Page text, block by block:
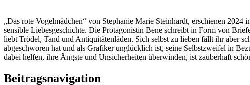
„Das rote Vogelmädchen“ von Stephanie Marie Steinhardt, erschienen
sensible Liebesgeschichte. Die Protagonistin Bene schreibt in Form von
liebt Trödel, Tand und Antiquitätenläden. Sich selbst zu lieben fällt ihr aber
abgeschworen hat und als Grafiker unglücklich ist, seine Selbstzweifel in
dabei helfen, ihre Ängste und Unsicherheiten überwinden, ist zauberhaft
Beitragsnavigation